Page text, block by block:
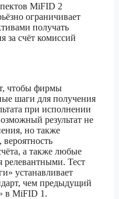
MiFID 2
ограничивает
получать
за счёт комиссий
чтобы фирмы
шаги для получения
при исполнении
результат не
но также
вероятность
а также любые
релевантными. Тест
устанавливает
чем предыдущий
в MiFID 1.